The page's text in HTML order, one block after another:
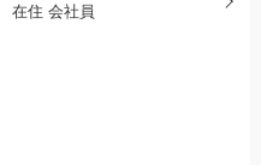
在住 会社員